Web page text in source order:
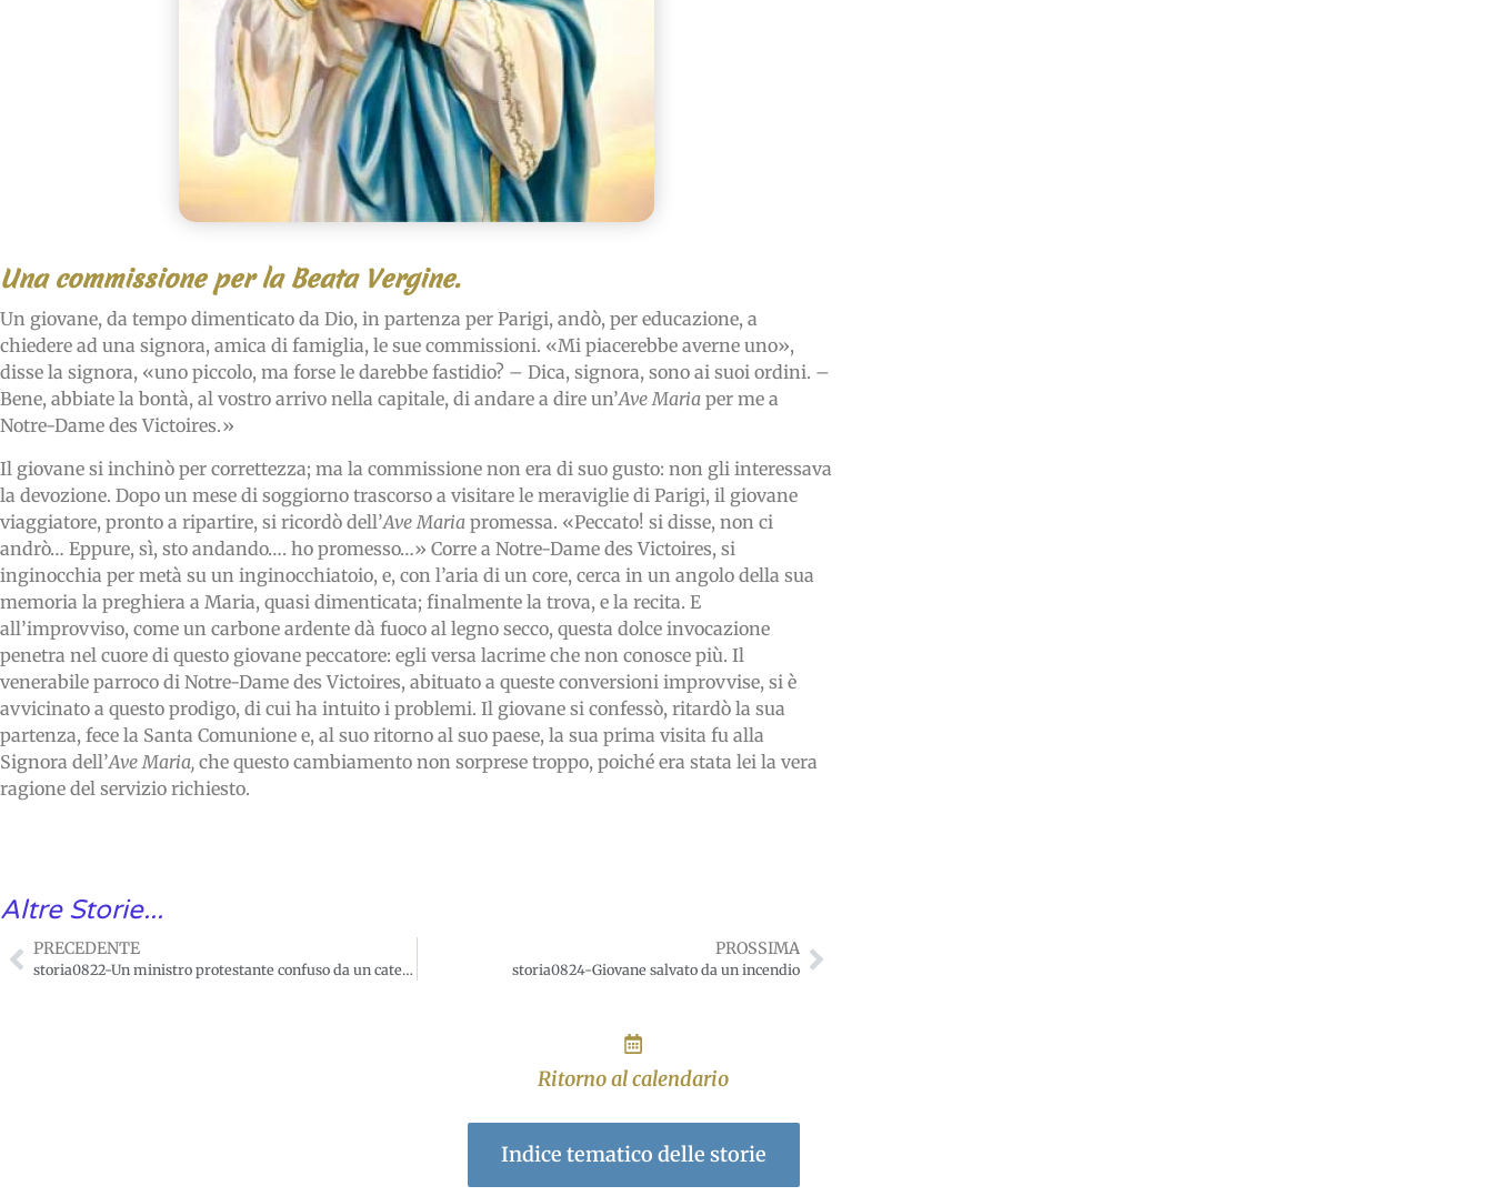
Una commissione per la Beata Vergine.
Un giovane, da tempo dimenticato da Dio, in partenza per Parigi, andò, per educazione, a
chiedere ad una signora, amica di famiglia, le sue commissioni. «Mi piacerebbe averne uno»,
disse la signora, «uno piccolo, ma forse le darebbe fastidio? – Dica, signora, sono ai suoi ordini. –
Bene, abbiate la bontà, al vostro arrivo nella capitale, di andare a dire un’Ave Maria per me a
Notre-Dame des Victoires.»
Il giovane si inchinò per correttezza; ma la commissione non era di suo gusto: non gli interessava
la devozione. Dopo un mese di soggiorno trascorso a visitare le meraviglie di Parigi, il giovane
viaggiatore, pronto a ripartire, si ricordò dell’Ave Maria promessa. «Peccato! si disse, non ci
andrò… Eppure, sì, sto andando…. ho promesso…» Corre a Notre-Dame des Victoires, si
inginocchia per metà su un inginocchiatoio, e, con l’aria di un core, cerca in un angolo della sua
memoria la preghiera a Maria, quasi dimenticata; finalmente la trova, e la recita. E
all’improvviso, come un carbone ardente dà fuoco al legno secco, questa dolce invocazione
penetra nel cuore di questo giovane peccatore: egli versa lacrime che non conosce più. Il
venerabile parroco di Notre-Dame des Victoires, abituato a queste conversioni improvvise, si è
avvicinato a questo prodigo, di cui ha intuito i problemi. Il giovane si confessò, ritardò la sua
partenza, fece la Santa Comunione e, al suo ritorno al suo paese, la sua prima visita fu alla
Signora dell’Ave Maria, che questo cambiamento non sorprese troppo, poiché era stata lei la vera
ragione del servizio richiesto.
Altre Storie...
PRECEDENTE
storia0822-Un ministro protestante confuso da un catecumeno
PROSSIMA
storia0824-Giovane salvato da un incendio
Ritorno al calendario
Indice tematico delle storie